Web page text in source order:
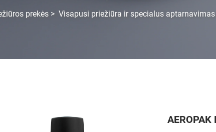
prekės > Visapusi priežiūra ir specialus aptarnavimas